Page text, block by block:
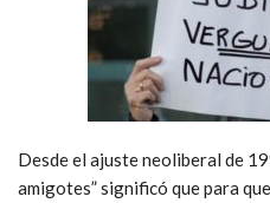
Desde el ajuste neoliberal de
amigotes” significó que para